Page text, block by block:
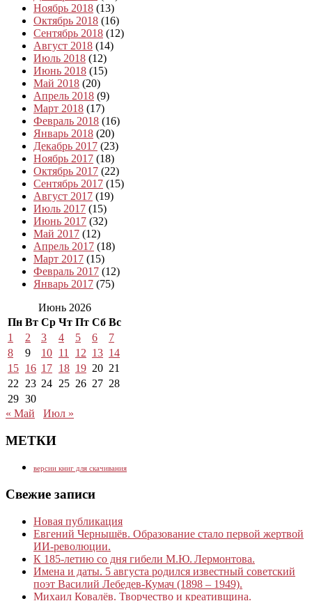
Ноябрь 2018 (13)
Октябрь 2018 (16)
Сентябрь 2018 (12)
Август 2018 (14)
Июль 2018 (12)
Июнь 2018 (15)
Май 2018 (20)
Апрель 2018 (9)
Март 2018 (17)
Февраль 2018 (16)
Январь 2018 (20)
Декабрь 2017 (23)
Ноябрь 2017 (18)
Октябрь 2017 (22)
Сентябрь 2017 (15)
Август 2017 (19)
Июль 2017 (15)
Июнь 2017 (32)
Май 2017 (12)
Апрель 2017 (18)
Март 2017 (15)
Февраль 2017 (12)
Январь 2017 (75)
Июнь 2026
Пн Вт Ср Чт Пт Сб Вс
1
2 3 4 5 6
7
8
9 10 11 12 13 14
15 16 17 18 19 20 21
22
23 24 25 26 27 28
29 30
« Май
Июл »
МЕТКИ
версии книг для скачивания
Свежие записи
Новая публикация
Евгений Чернышёв. Образование стало первой жертвой
ИИ-революции.
К 185‑летию со дня гибели М.Ю. Лермонтова.
Имена и даты. 5 августа родился известный советский
поэт Василий Лебедев-Кумач (1898 – 1949).
Михаил Ковалёв. Творчество и креативщина.